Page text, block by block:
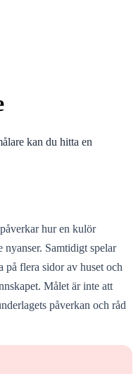
kan du hitta en
hur en kulör
nyanser. Samtidigt spelar
flera sidor av huset och
Målet är inte att
påverkan och råd